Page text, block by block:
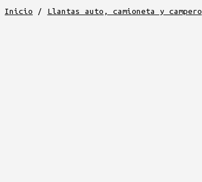
Inicio / Llantas auto, camioneta y campero